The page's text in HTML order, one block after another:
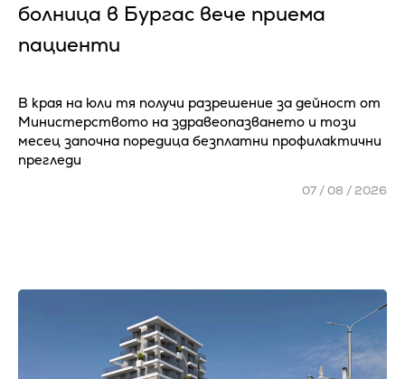
болница в Бургас вече приема
пациенти
В края на юли тя получи разрешение за дейност от
Министерството на здравеопазването и този
месец започна поредица безплатни профилактични
прегледи
07 / 08 / 2026